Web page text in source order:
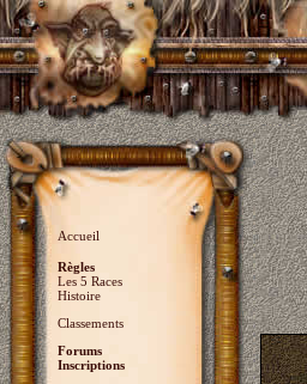
Accueil
Règles
Les 5 Races
Histoire
Classements
Forums
Inscriptions